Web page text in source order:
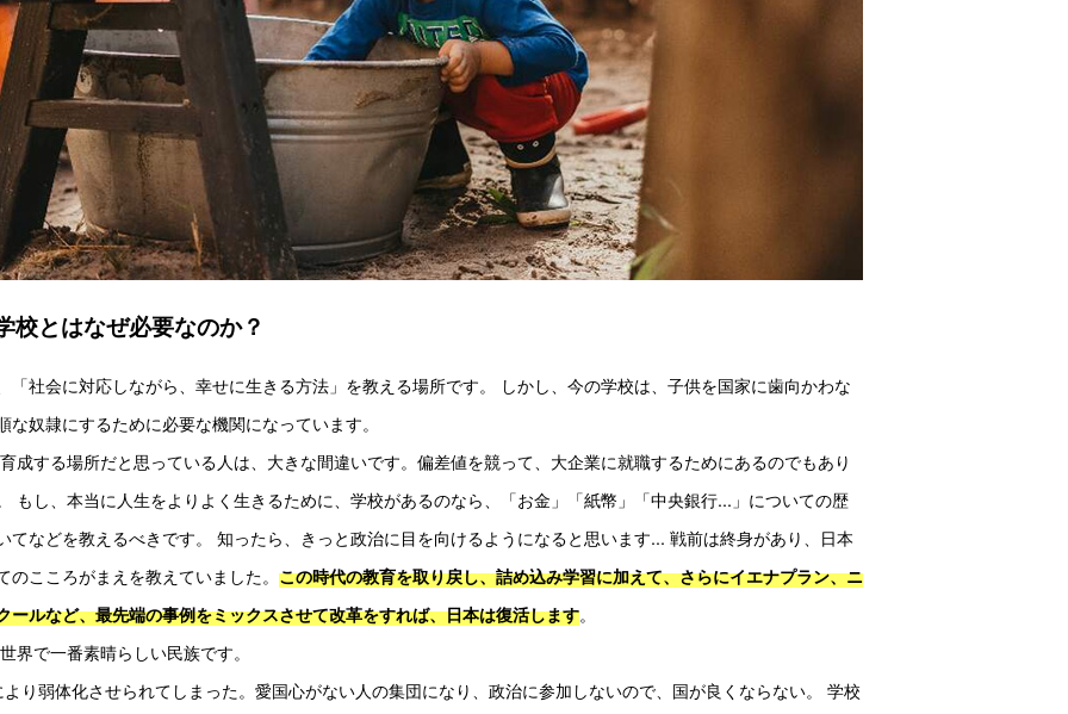
校とはなぜ必要なのか？
「社会に対応しながら、幸せに生きる方法」を教える場所です。 しかし、今の学校は、子供を国家に歯向かわな
な奴隷にするために必要な機関になっています。
成する場所だと思っている人は、大きな間違いです。偏差値を競って、大企業に就職するためにあるのでもあり
もし、本当に人生をよりよく生きるために、学校があるのなら、「お金」「紙幣」「中央銀行...」についての歴
てなどを教えるべきです。 知ったら、きっと政治に目を向けるようになると思います... 戦前は終身があり、日本
のこころがまえを教えていました。 この時代の教育を取り戻し、詰め込み学習に加えて、さらにイエナプラン、ニ
ールなど、最先端の事例をミックスさせて改革をすれば、日本は復活します。
界で一番素晴らしい民族です。
り弱体化させられてしまった。愛国心がない人の集団になり、政治に参加しないので、国が良くならない。 学校